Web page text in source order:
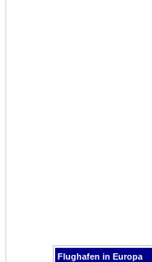
Flughafen in Europa